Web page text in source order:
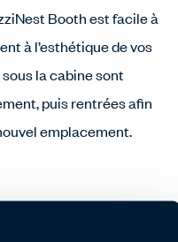
Booth est facile à
à l’esthétique de vos
la cabine sont
puis rentrées afin
emplacement.